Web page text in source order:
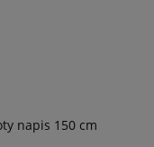
napis 150 cm